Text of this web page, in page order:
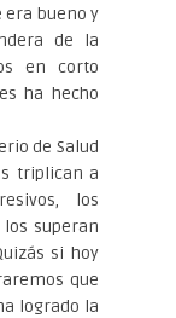
bueno y
de la
en corto
ha hecho
de Salud
triplican a
los
superan
si hoy
que
logrado la